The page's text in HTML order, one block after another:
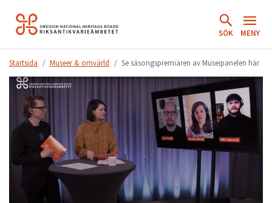
Hoppa
till
SÖK MENY
Startsida Museer & omvärld Se säsongspremiären av Museipanelen här